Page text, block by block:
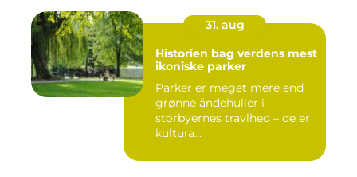
31. aug
Historien bag verdens mest
ikoniske parker
Parker er meget mere end
grønne åndehuller i
storbyernes travlhed – de er
kultura...